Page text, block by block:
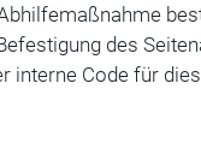
des
interne Code für